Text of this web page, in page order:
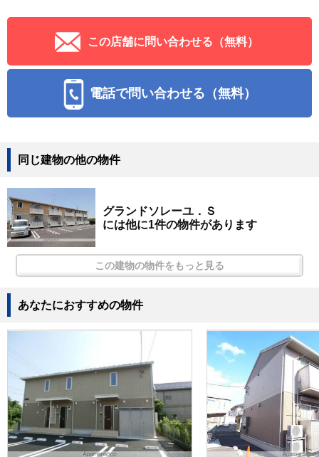
この店舗に問い合わせる（無料）
電話で問い合わせる（無料）
同じ建物の他の物件
グランドソレーユ．Ｓ
には他に1件の物件があります
この建物の物件をもっと見る
あなたにおすすめの物件